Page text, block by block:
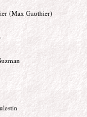
(Max Gauthier)